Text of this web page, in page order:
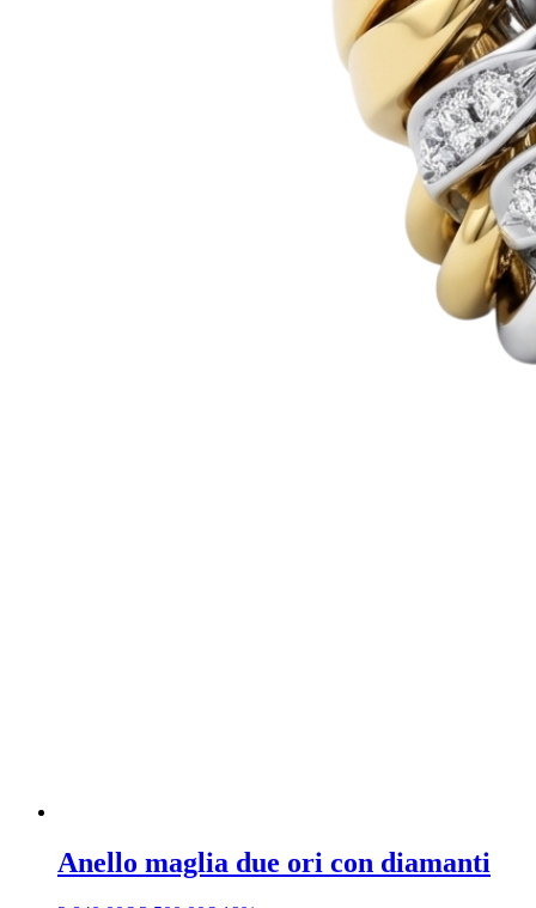
Anello maglia due ori con diamanti